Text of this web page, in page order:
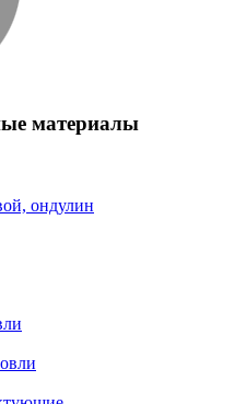
материалы
ондулин